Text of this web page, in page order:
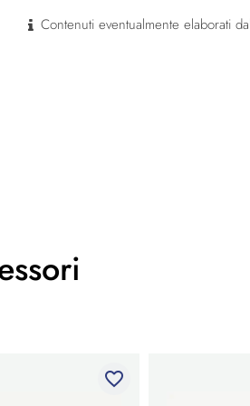
Contenuti eventualmente elaborati
favorite_border